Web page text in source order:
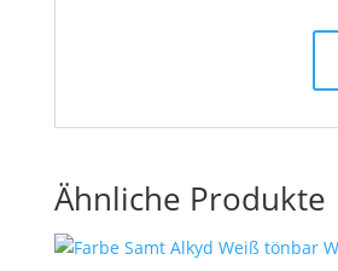
Ähnliche Produkte